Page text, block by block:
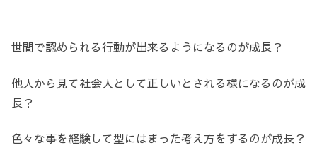
世間で認められる行動が出来るようになるのが成長？
他人から見て社会人として正しいとされる様になるのが成
長？
色々な事を経験して型にはまった考え方をするのが成長？